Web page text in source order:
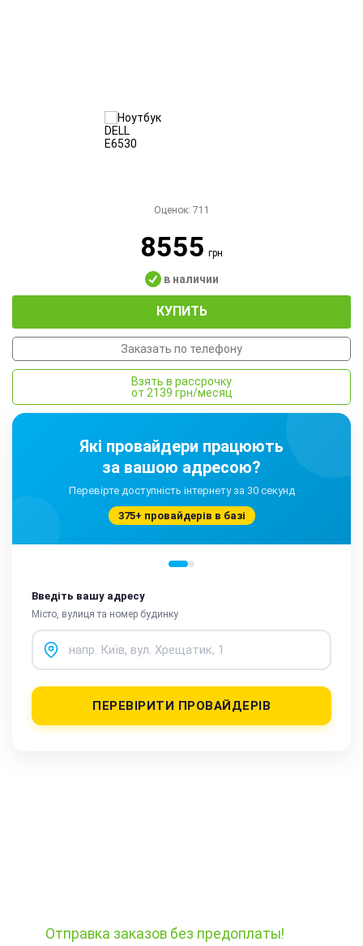
Оценок: 711
8555грн
в наличии
КУПИТЬ
Заказать по телефону
Взять в рассрочку
от 2139 грн/месяц
Які провайдери працюють
за вашою адресою?
Перевірте доступність інтернету за 30 секунд
375+ провайдерів в базі
Введіть вашу адресу
Місто, вулиця та номер будинку
ПЕРЕВІРИТИ ПРОВАЙДЕРІВ
Отправка заказов без предоплаты!